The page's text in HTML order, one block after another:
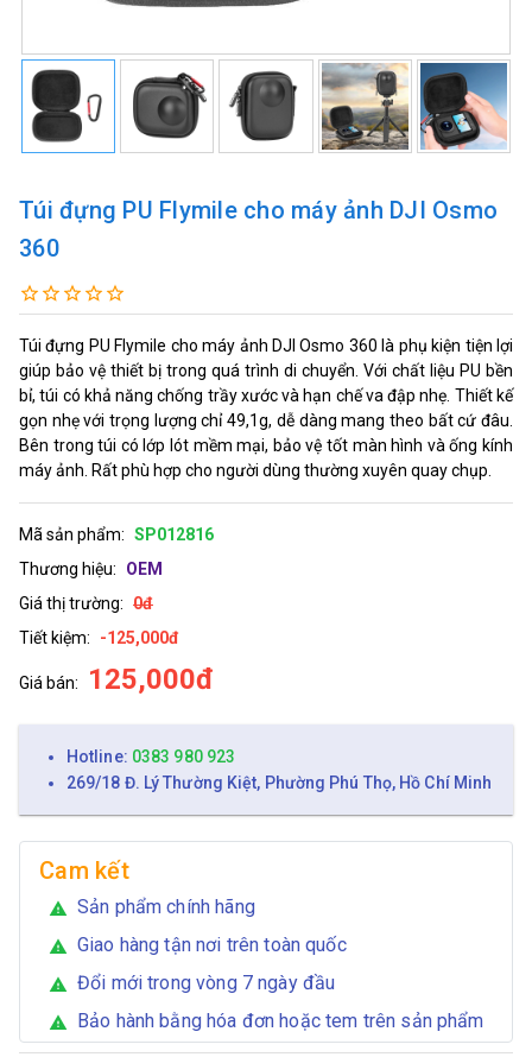
Túi đựng PU Flymile cho máy ảnh DJI Osmo
360
Túi đựng PU Flymile cho máy ảnh DJI Osmo 360 là phụ kiện tiện lợi
giúp bảo vệ thiết bị trong quá trình di chuyển. Với chất liệu PU bền
bỉ, túi có khả năng chống trầy xước và hạn chế va đập nhẹ. Thiết kế
gọn nhẹ với trọng lượng chỉ 49,1g, dễ dàng mang theo bất cứ đâu.
Bên trong túi có lớp lót mềm mại, bảo vệ tốt màn hình và ống kính
máy ảnh. Rất phù hợp cho người dùng thường xuyên quay chụp.
Mã sản phẩm: SP012816
Thương hiệu:
OEM
Giá thị trường: 0đ
Tiết kiệm:
-125,000đ
Giá bán: 125,000đ
Hotline: 0383 980 923
269/18 Đ. Lý Thường Kiệt, Phường Phú Thọ, Hồ Chí Minh
Cam kết
warning Sản phẩm chính hãng
warning Giao hàng tận nơi trên toàn quốc
warning Đổi mới trong vòng 7 ngày đầu
warning Bảo hành bằng hóa đơn hoặc tem trên sản phẩm